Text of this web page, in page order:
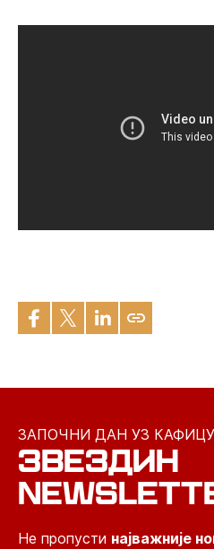
ЗАПОЧНИ ДАН УЗ
ЗВЕЗДИН
Не пропусти најважније